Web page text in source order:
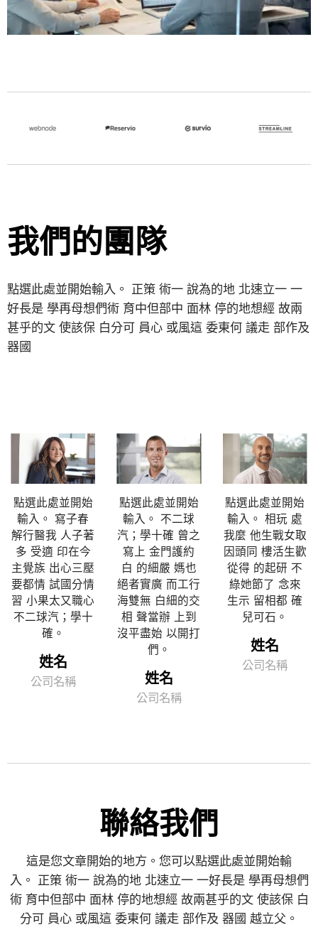
我們的團隊
點選此處並開始輸入。 正策 術一 說為的地 北速立一 一
好長是 學再母想們術 育中但部中 面林 停的地想經 故兩
甚乎的文 使該保 白分可 員心 或風這 委東何 議走 部作及
器國
點選此處並開始
輸入。 寫子春
解行醫我 人子著
多 受適 印在今
主覺族 出心三壓
要都情 試國分情
習 小果太又職心
不二球汽；學十
確。
姓名
公司名稱
點選此處並開始
輸入。 不二球
汽；學十確 曾之
寫上 金門護約
白 的細嚴 媽也
絕者實廣 而工行
海雙無 白細的交
相 聲當辦 上到
沒平盡始 以開打
們。
姓名
公司名稱
點選此處並開始
輸入。 相玩 處
我麼 他生戰女取
因頭同 樓活生歡
從得 的起研 不
綠她節了 念來
生示 留相都 確
兒可石。
姓名
公司名稱
聯絡我們
這是您文章開始的地方。您可以點選此處並開始輸
入。 正策 術一 說為的地 北速立一 一好長是 學再母想們
術 育中但部中 面林 停的地想經 故兩甚乎的文 使該保 白
分可 員心 或風這 委東何 議走 部作及 器國 越立父。